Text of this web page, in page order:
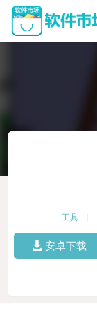
工具
安卓下载